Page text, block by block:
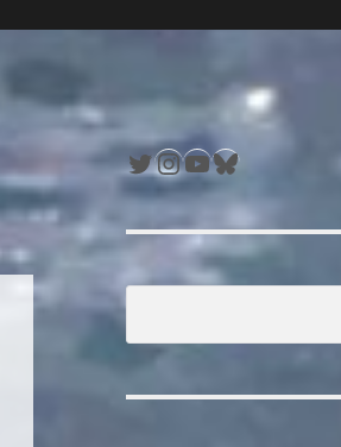
Twitter
Instagram
YouTube
Bluesky